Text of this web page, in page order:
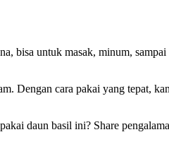
bisa untuk masak, minum, sampai
Dengan cara pakai yang tepat,
daun basil ini? Share